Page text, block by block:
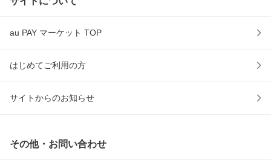
au PAY マーケット TOP
はじめてご利用の方
サイトからのお知らせ
その他・お問い合わせ